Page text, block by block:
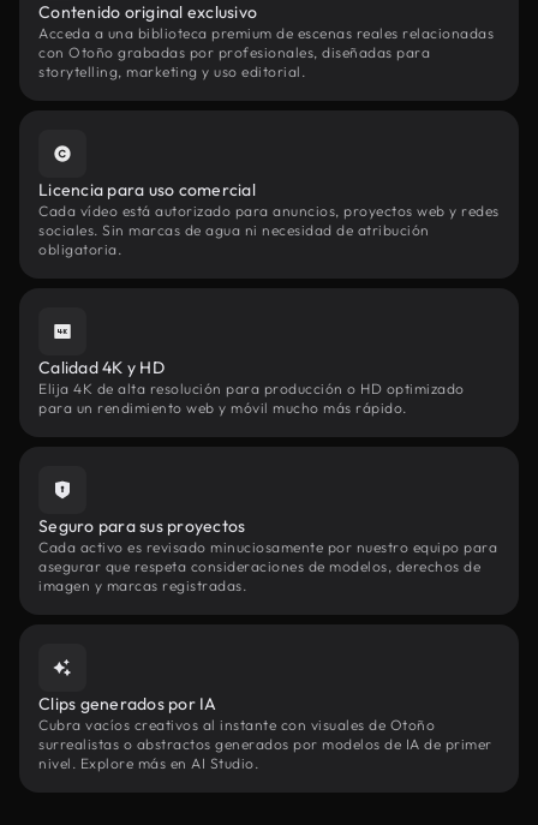
Contenido original exclusivo
Acceda a una biblioteca premium de escenas reales relacionadas
con Otoño grabadas por profesionales, diseñadas para
storytelling, marketing y uso editorial.
Licencia para uso comercial
Cada vídeo está autorizado para anuncios, proyectos web y redes
sociales. Sin marcas de agua ni necesidad de atribución
obligatoria.
Calidad 4K y HD
Elija 4K de alta resolución para producción o HD optimizado
para un rendimiento web y móvil mucho más rápido.
Seguro para sus proyectos
Cada activo es revisado minuciosamente por nuestro equipo para
asegurar que respeta consideraciones de modelos, derechos de
imagen y marcas registradas.
Clips generados por IA
Cubra vacíos creativos al instante con visuales de Otoño
surrealistas o abstractos generados por modelos de IA de primer
nivel. Explore más en AI Studio.